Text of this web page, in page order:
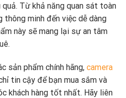
quả. Từ khả năng quan sát toàn
thông minh đến việc dễ dàng
này sẽ mang lại sự an tâm
sản phẩm chính hãng, camera
tin cậy để bạn mua sắm và
khách hàng tốt nhất. Hãy liên